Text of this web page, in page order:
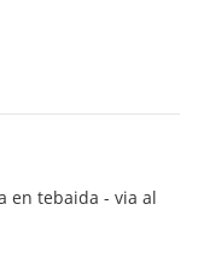
en tebaida - via al